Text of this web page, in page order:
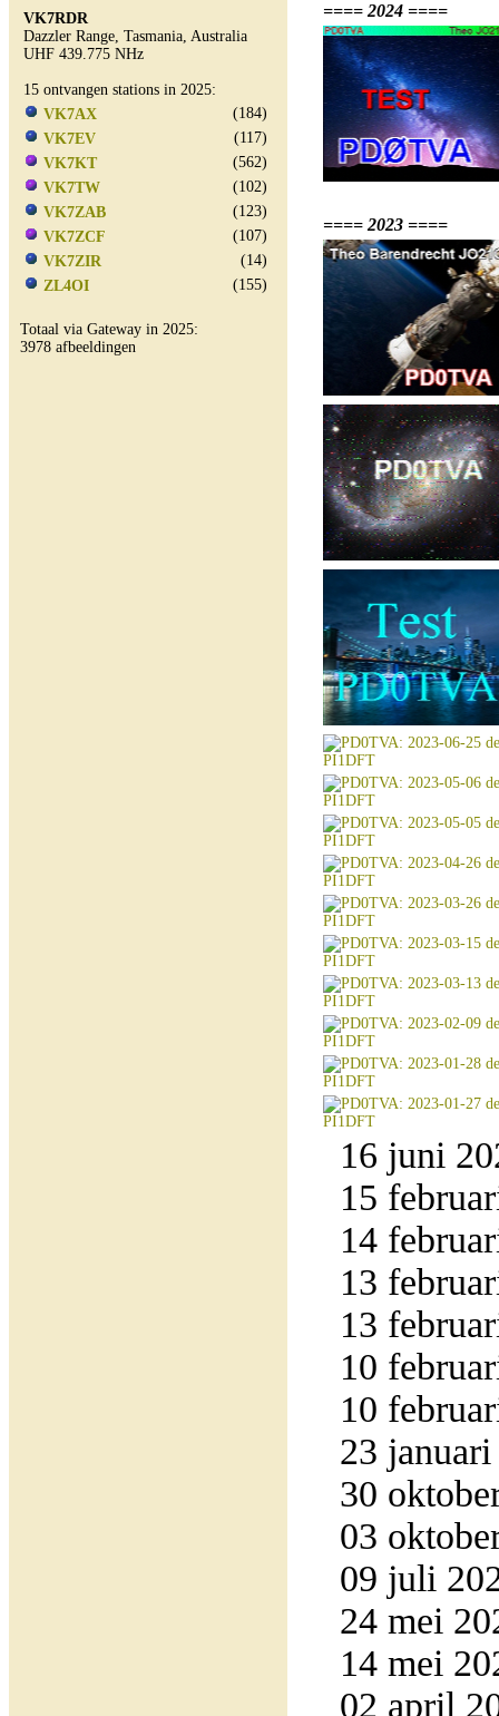
VK7RDR
Dazzler Range, Tasmania, Australia
UHF 439.775 NHz
15 ontvangen stations in 2025:
VK7AX
(184)
VK7EV
(117)
VK7KT
(562)
VK7TW
(102)
VK7ZAB
(123)
VK7ZCF
(107)
VK7ZIR
(14)
ZL4OI
(155)
Totaal via Gateway in 2025:
3978 afbeeldingen
==== 2024 ====
==== 2023 ====
16 juni
15
14
13
13
10
10
23
30
03
09 juli
24 mei
14 mei
02 april